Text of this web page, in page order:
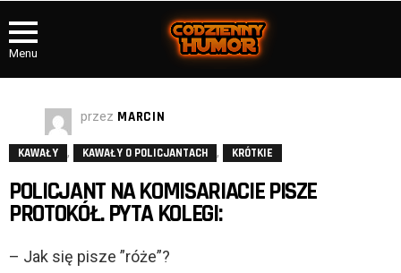
Menu
przez MARCIN
KAWAŁY , KAWAŁY O POLICJANTACH , KRÓTKIE
POLICJANT NA KOMISARIACIE PISZE
PROTOKÓŁ. PYTA KOLEGI:
– Jak się pisze ”róże”?